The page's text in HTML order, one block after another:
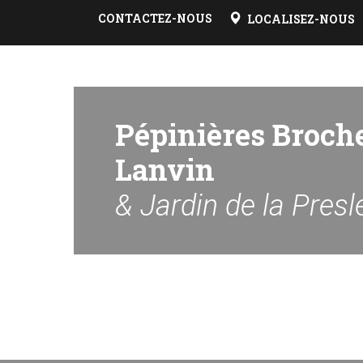
CONTACTEZ-NOUS LOCALISEZ-NOUS
Pépinières
Lanvin
& Jardin de la